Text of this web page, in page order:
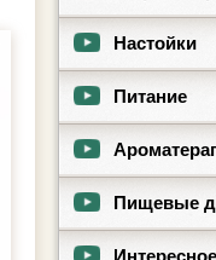
Настойки
Питание
Пищевые